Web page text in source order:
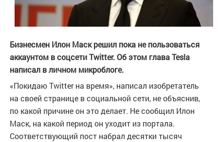
Бизнесмен Илон Маск решил пока не пользоваться
аккаунтом в соцсети Twitter. Об этом глава Tesla
написал в личном микроблоге.
«Покидаю Twitter на время», написал изобретатель
на своей странице в социальной сети, не объяснив,
по какой причине он это делает. Не сообщил Илон
Маск, на какой период он уходит из портала.
Соответствующий пост набрал десятки тысяч